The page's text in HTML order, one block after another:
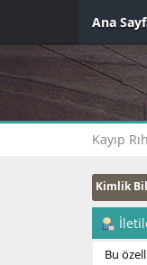
Ana
Kayıp
Kimlik
Bu